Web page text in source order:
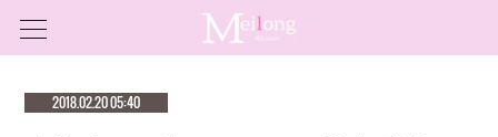
2018.02.20 05:40